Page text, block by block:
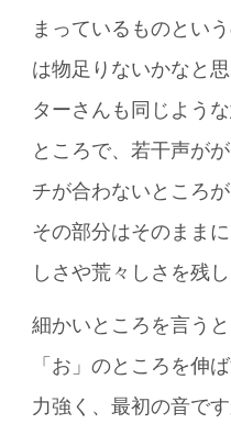
まっているものとい
は物足りないかなと
ターさんも同じよう
ところで、若干声が
チが合わないところ
その部分はそのまま
しさや荒々しさを残し
細かいところを言う
「お」のところを伸
力強く、最初の音で